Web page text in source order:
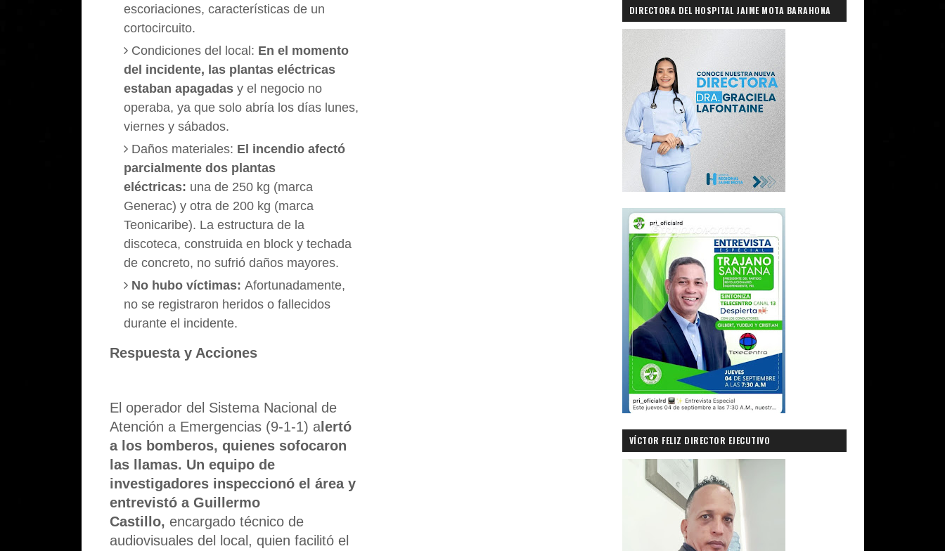
escoriaciones, características de un
cortocircuito.
Condiciones del local: En el momento
del incidente, las plantas eléctricas
estaban apagadasy el negocio no
operaba, ya que solo abría los días lunes,
viernes y sábados.
Daños materiales: El incendio afectó
parcialmente dos plantas
eléctricas: una de 250 kg (marca
Generac) y otra de 200 kg (marca
Teonicaribe). La estructura de la
discoteca, construida en block y techada
de concreto, no sufrió daños mayores.
No hubo víctimas: Afortunadamente,
no se registraron heridos o fallecidos
durante el incidente.
Respuesta y Acciones
El operador del Sistema Nacional de
Atención a Emergencias (9-1-1) alertó
a los bomberos, quienes sofocaron
las llamas. Un equipo de
investigadores inspeccionó el área y
entrevistó a Guillermo
Castillo, encargado técnico de
audiovisuales del local, quien facilitó el
DIRECTORA DEL HOSPITAL JAIME MOTA BARAHONA
VÍCTOR FELIZ DIRECTOR EJECUTIVO
PRIMICIASDELSUR.COM